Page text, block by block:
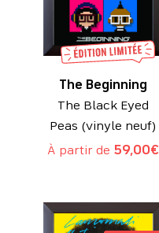
The Beginning
The Black Eyed
Peas (vinyle neuf)
À partir de 59,00€